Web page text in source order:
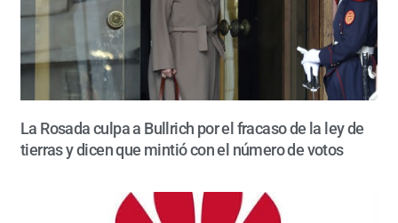
La Rosada culpa a Bullrich por el fracaso de la ley de
tierras y dicen que mintió con el número de votos